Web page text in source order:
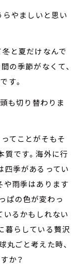
らやましいと思い
冬と夏だけなんで
の季節がなくて、
す。
も切り替わりま
てことがそもそ
質です。海外に行
四季があるってい
や雨季はあります
ぱの色が変わっ
いるかもしれない
暮らしている贅沢
丸ごと考えた時、
か？